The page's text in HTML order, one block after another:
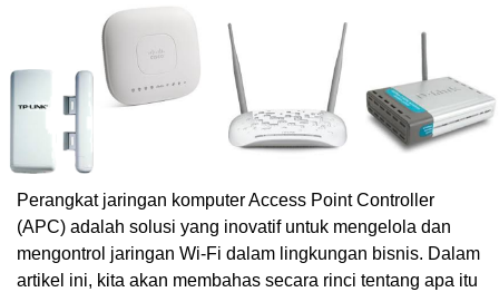
Perangkat jaringan komputer Access Point Controller
(APC) adalah solusi yang inovatif untuk mengelola dan
mengontrol jaringan Wi-Fi dalam lingkungan bisnis. Dalam
artikel ini, kita akan membahas secara rinci tentang apa itu